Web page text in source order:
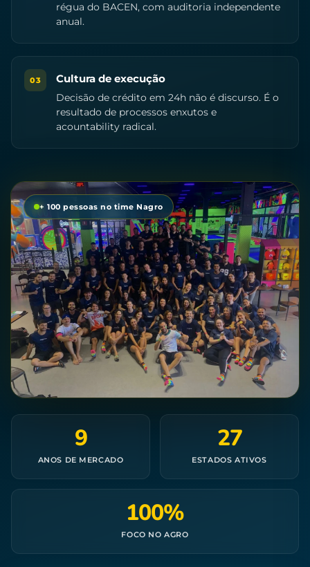
régua do BACEN, com auditoria independente
anual.
03 Cultura de execução
Decisão de crédito em 24h não é discurso. É o
resultado de processos enxutos e
acountability radical.
+ 100 pessoas no time Nagro
9
ANOS DE MERCADO
27
ESTADOS ATIVOS
100%
FOCO NO AGRO